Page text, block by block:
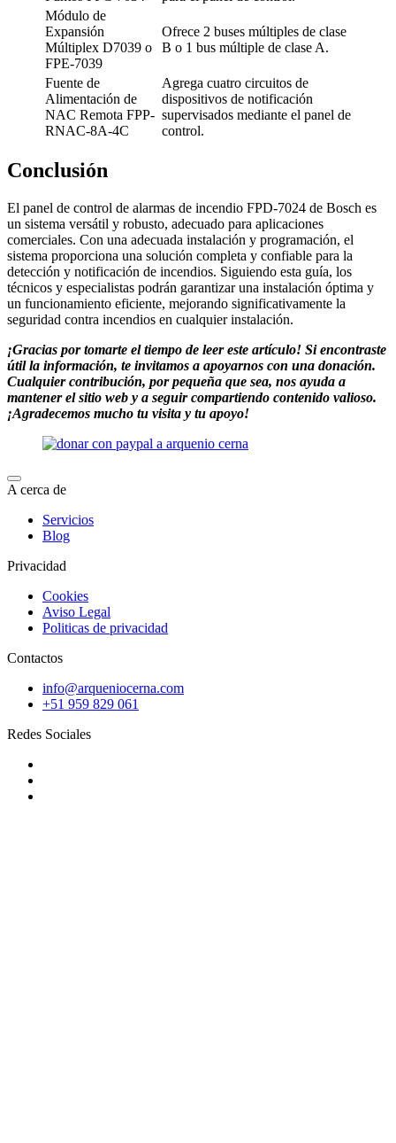
Módulo de
Expansión
Múltiplex D7039 o
FPE-7039
Ofrece 2 buses múltiples de clase
B o 1 bus múltiple de clase A.
Fuente de
Alimentación de
NAC Remota FPP-
RNAC-8A-4C
Agrega cuatro circuitos de
dispositivos de notificación
supervisados mediante el panel de
control.
Conclusión
El panel de control de alarmas de incendio FPD-7024 de Bosch es
un sistema versátil y robusto, adecuado para aplicaciones
comerciales. Con una adecuada instalación y programación, el
sistema proporciona una solución completa y confiable para la
detección y notificación de incendios. Siguiendo esta guía, los
técnicos y especialistas podrán garantizar una instalación óptima y
un funcionamiento eficiente, mejorando significativamente la
seguridad contra incendios en cualquier instalación.
¡Gracias por tomarte el tiempo de leer este artículo! Si encontraste
útil la información, te invitamos a apoyarnos con una donación.
Cualquier contribución, por pequeña que sea, nos ayuda a
mantener el sitio web y a seguir compartiendo contenido valioso.
¡Agradecemos mucho tu visita y tu apoyo!
A cerca de
Servicios
Blog
Privacidad
Cookies
Aviso Legal
Politicas de privacidad
Contactos
info@arqueniocerna.com
+51 959 829 061
Redes Sociales